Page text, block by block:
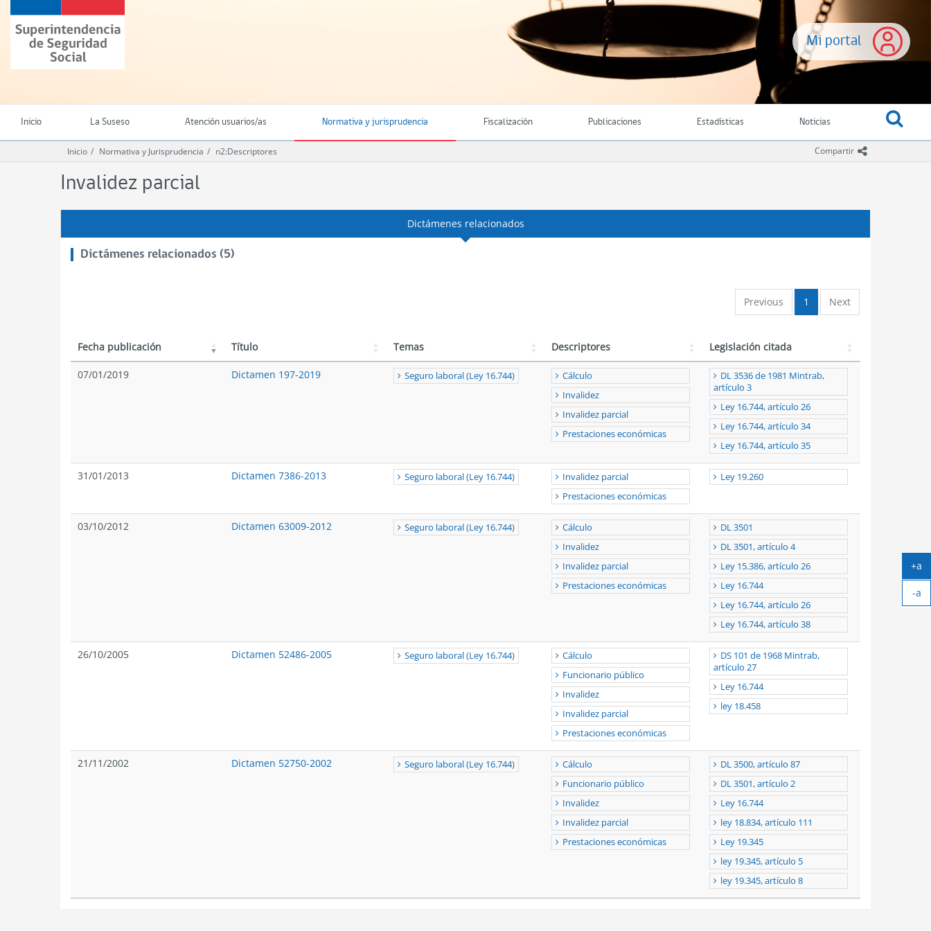
contenido
principal
Mi portal
Superintendencia
de
Seguridad
(SUSESO)
Chile
Inicio La Suseso Atención usuarios/as Normativa y jurisprudencia Fiscalización Publicaciones Estadísticas Noticias
Compartir icono
Inicio Normativa y Jurisprudencia n2:Descriptores
Invalidez parcial
Dictámenes relacionados
Dictámenes relacionados (5)
Previous 1 Next
Fecha publicación Título Temas Descriptores Legislación citada
07/01/2019 Dictamen 197-2019 Seguro laboral (Ley 16.744)
Cálculo
Invalidez
Invalidez parcial
Prestaciones económicas
DL 3536 de 1981 Mintrab,
artículo 3
Ley 16.744, artículo 26
Ley 16.744, artículo 34
Ley 16.744, artículo 35
31/01/2013 Dictamen 7386-2013 Seguro laboral (Ley 16.744)
Invalidez parcial
Prestaciones económicas
Ley 19.260
03/10/2012 Dictamen 63009-2012 Seguro laboral (Ley 16.744)
Cálculo
Invalidez
Invalidez parcial
Prestaciones económicas
DL 3501
DL 3501, artículo 4
Ley 15.386, artículo 26
Ley 16.744
Ley 16.744, artículo 26
Ley 16.744, artículo 38
26/10/2005 Dictamen 52486-2005 Seguro laboral (Ley 16.744)
Cálculo
Funcionario público
Invalidez
Invalidez parcial
Prestaciones económicas
DS 101 de 1968 Mintrab,
artículo 27
Ley 16.744
ley 18.458
21/11/2002 Dictamen 52750-2002 Seguro laboral (Ley 16.744)
Cálculo
Funcionario público
Invalidez
Invalidez parcial
Prestaciones económicas
DL 3500, artículo 87
DL 3501, artículo 2
Ley 16.744
ley 18.834, artículo 111
Ley 19.345
ley 19.345, artículo 5
ley 19.345, artículo 8
+a
-a